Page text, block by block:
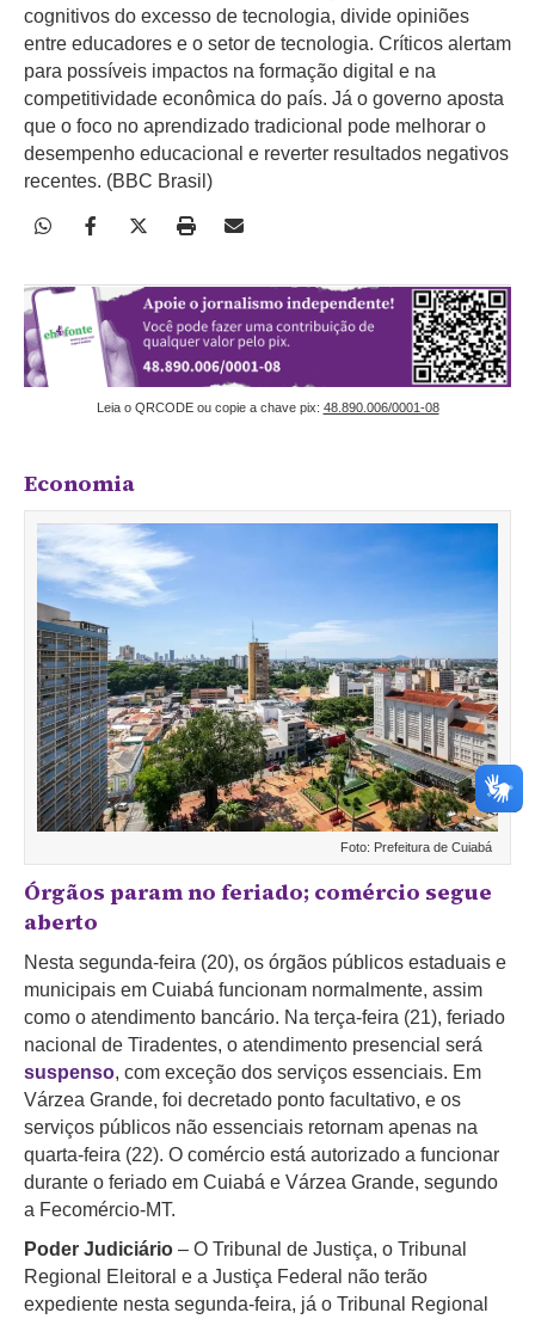
cognitivos do excesso de tecnologia, divide opiniões
entre educadores e o setor de tecnologia. Críticos alertam
para possíveis impactos na formação digital e na
competitividade econômica do país. Já o governo aposta
que o foco no aprendizado tradicional pode melhorar o
desempenho educacional e reverter resultados negativos
recentes. (BBC Brasil)
Leia o QRCODE ou copie a chave pix: 48.890.006/0001-08
Economia
Foto: Prefeitura de Cuiabá
Órgãos param no feriado; comércio segue
aberto
Nesta segunda-feira (20), os órgãos públicos estaduais e
municipais em Cuiabá funcionam normalmente, assim
como o atendimento bancário. Na terça-feira (21), feriado
nacional de Tiradentes, o atendimento presencial será
suspenso, com exceção dos serviços essenciais. Em
Várzea Grande, foi decretado ponto facultativo, e os
serviços públicos não essenciais retornam apenas na
quarta-feira (22). O comércio está autorizado a funcionar
durante o feriado em Cuiabá e Várzea Grande, segundo
a Fecomércio-MT.
Poder Judiciário – O Tribunal de Justiça, o Tribunal
Regional Eleitoral e a Justiça Federal não terão
expediente nesta segunda-feira, já o Tribunal Regional